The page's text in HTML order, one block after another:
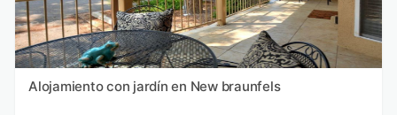
Alojamiento con jardín en New braunfels